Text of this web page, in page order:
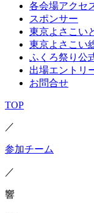
各会場アクセ
スポンサー
東京よさこい
東京よさこい
ふくろ祭り公
出場エントリ
お問合せ
TOP
／
参加チーム
／
響